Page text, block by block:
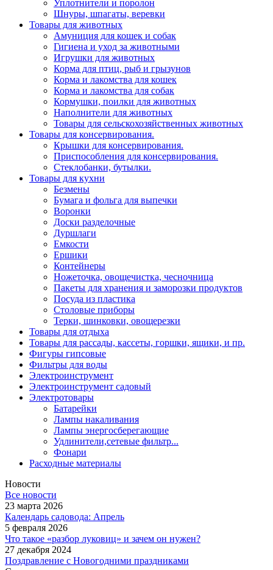
Уплотнители и поролон
Шнуры, шпагаты, веревки
Товары для животных
Амуниция для кошек и собак
Гигиена и уход за животными
Игрушки для животных
Корма для птиц, рыб и грызунов
Корма и лакомства для кошек
Корма и лакомства для собак
Кормушки, поилки для животных
Наполнители для животных
Товары для сельскохозяйственных животных
Товары для консервирования.
Крышки для консервирования.
Приспособления для консервирования.
Стеклобанки, бутылки.
Товары для кухни
Безмены
Бумага и фольга для выпечки
Воронки
Доски разделочные
Дуршлаги
Емкости
Ершики
Контейнеры
Ножеточка, овощечистка, чесночница
Пакеты для хранения и заморозки продуктов
Посуда из пластика
Столовые приборы
Терки, шинковки, овощерезки
Товары для отдыха
Товары для рассады, кассеты, горшки, ящики, и пр.
Фигуры гипсовые
Фильтры для воды
Электроинструмент
Электроинструмент садовый
Электротовары
Батарейки
Лампы накаливания
Лампы энергосберегающие
Удлинители,сетевые фильтр...
Фонари
Расходные материалы
Новости
Все новости
23 марта 2026
Календарь садовода: Апрель
5 февраля 2026
Что такое «разбор луковиц» и зачем он нужен?
27 декабря 2024
Поздравление с Новогодними праздниками